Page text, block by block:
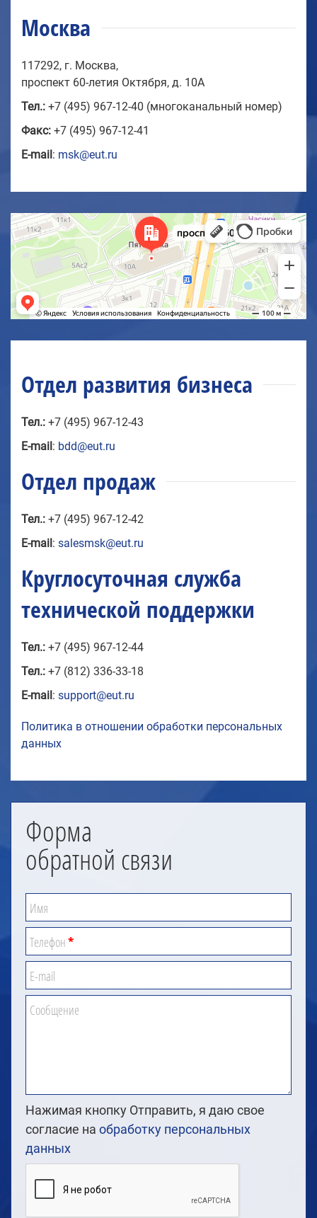
Москва
117292, г. Москва,
проспект 60-летия Октября, д. 10А
Тел.: +7 (495) 967-12-40 (многоканальный номер)
Факс: +7 (495) 967-12-41
E-mail : msk@eut.ru
Отдел развития бизнеса
Тел.: +7 (495) 967-12-43
E-mail : bdd@eut.ru
Отдел продаж
Тел.: +7 (495) 967-12-42
E-mail : salesmsk@eut.ru
Круглосуточная служба
технической поддержки
Тел.: +7 (495) 967-12-44
Тел.: +7 (812) 336-33-18
E-mail : support@eut.ru
Политика в отношении обработки персональных
данных
Форма
обратной связи
Имя
Телефон*
E-mail
Сообщение
Нажимая кнопку Отправить, я даю свое
согласие на обработку персональных
данных